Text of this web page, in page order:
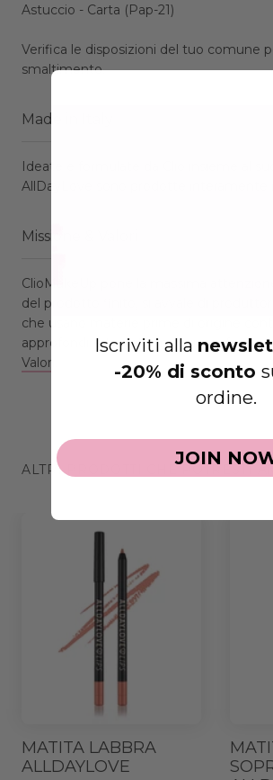
Astuccio - Carta (Pap-21)
Verifica le disposizioni del tuo comune
smaltimento.
Made in Italy
Ideate e formulate da Clio insieme al
AllDayLove sono prodotte interamente
Missione & Valori
ClioMakeUp pone la massima
del prodotto finito, si avvale di
che usano materie prime di origine
approfondire trovate maggiori
Valori.
ALTRI PRODOTTI CHE POTRESTI
MATITA LABBRA
ALLDAYLOVE
Iscriviti alla
-20% di sconto
ordine.
JOIN